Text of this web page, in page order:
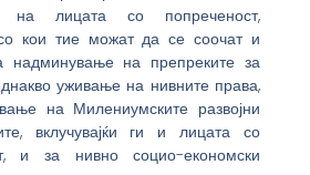
на лицата со попреченост,
кои тие можат да се соочат и
надминување на препреките за
уживање на нивните права,
на Милениумските развојни
вклучувајќи ги и лицата со
и за нивно социо-економски